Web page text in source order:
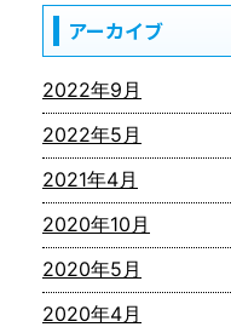
アーカイブ
2022年9月
2022年5月
2021年4月
2020年10月
2020年5月
2020年4月